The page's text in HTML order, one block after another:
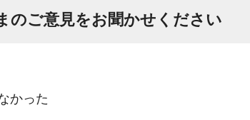
のご意見をお聞かせください
かった